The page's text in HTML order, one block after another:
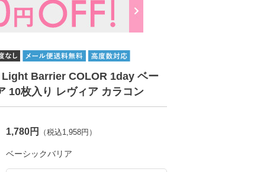
Barrier COLOR 1day ベー
10枚入り レヴィア カラコン
1,780円 （税込1,958円）